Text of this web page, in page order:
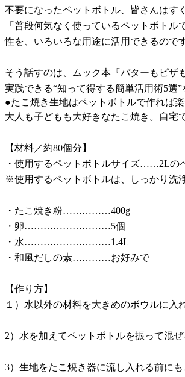
不要になったペットボトル、皆さんは
「普段何気なく使っているペットボト
性を、いろいろな用途に活用できるのです
そう話すのは、ムック本『バターもピ
実践できる“知って得する簡単活用術5選”
●たこ焼き生地はペットボトルで作れば楽
大人も子どもも大好きなたこ焼き。自
【材料／約80個分】
・使用するペットボトルサイズ……2Lの
※使用するペットボトルは、しっかり洗
・たこ焼き粉……………400g
・卵………………………5個
・水………………………1.4L
・和風だしの素…………お好みで
【作り方】
１）水以外の材料を大きめのボウルに入
2）水を加えてペットボトルを振って混ぜ
3）生地をたこ焼き器に流し入れる前に